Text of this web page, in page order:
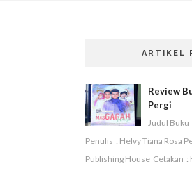
ARTIKEL
Review
Pergi
Judul Buku
Penulis : Helvy Tiana Rosa
Publishing House Cetakan :